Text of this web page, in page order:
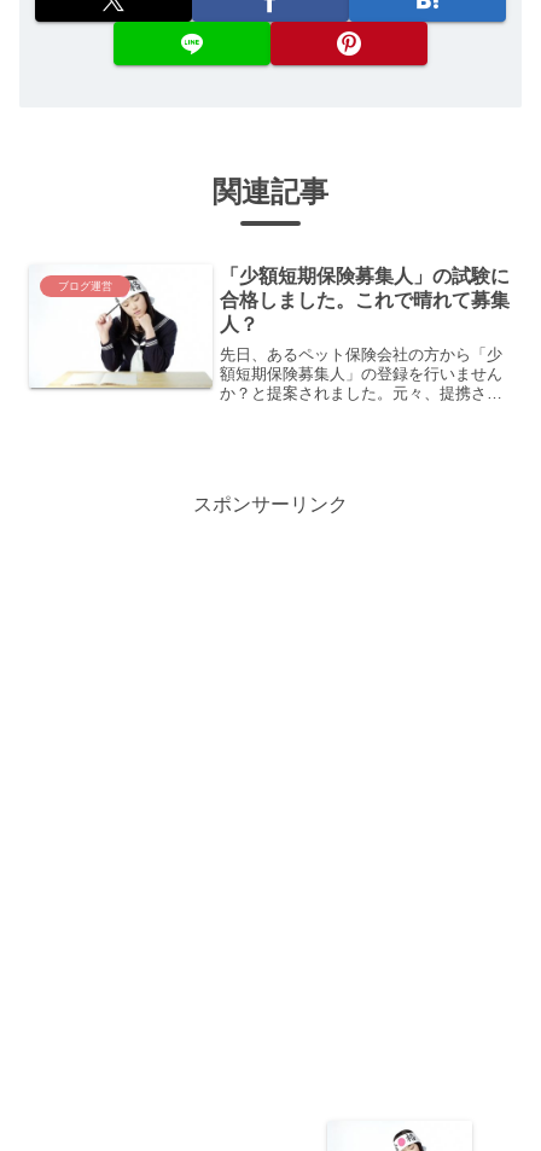
関連記事
ブログ運営
「少額短期保険募集人」の試験に
合格しました。これで晴れて募集
人？
先日、あるペット保険会社の方から「少
額短期保険募集人」の登録を行いません
か？と提案されました。元々、提携させ
スポンサーリンク